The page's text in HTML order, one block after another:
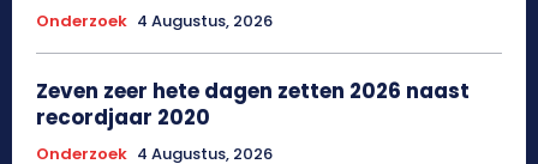
Onderzoek 4 Augustus, 2026
Zeven zeer hete dagen zetten 2026 naast
recordjaar 2020
Onderzoek 4 Augustus, 2026